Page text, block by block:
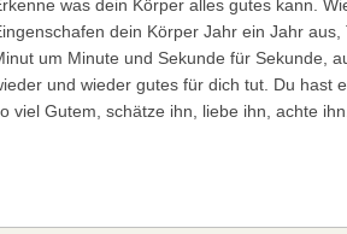
was dein Körper alles gutes kann.
dein Körper Jahr ein Jahr aus,
um Minute und Sekunde für Sekunde,
und wieder gutes für dich tut. Du hast
viel Gutem, schätze ihn, liebe ihn, achte ihn.